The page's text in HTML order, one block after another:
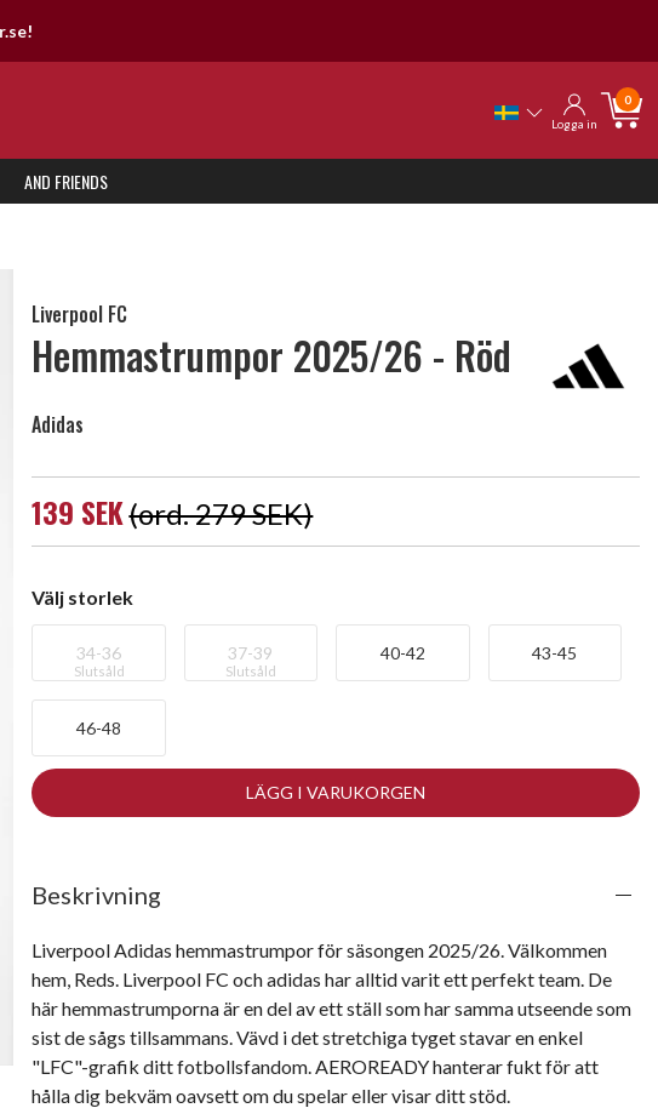
Logga in
0
AND FRIENDS
Liverpool FC
Hemmastrumpor 2025/26 - Röd
Adidas
139 SEK(ord. 279 SEK)
Välj storlek
34-36
Slutsåld
37-39
Slutsåld
40-42 43-45
46-48
LÄGG I VARUKORGEN
Beskrivning
Liverpool Adidas hemmastrumpor för säsongen 2025/26. Välkommen
hem, Reds. Liverpool FC och adidas har alltid varit ett perfekt team. De
här hemmastrumporna är en del av ett ställ som har samma utseende som
sist de sågs tillsammans. Vävd i det stretchiga tyget stavar en enkel
"LFC"-grafik ditt fotbollsfandom. AEROREADY hanterar fukt för att
hålla dig bekväm oavsett om du spelar eller visar ditt stöd.